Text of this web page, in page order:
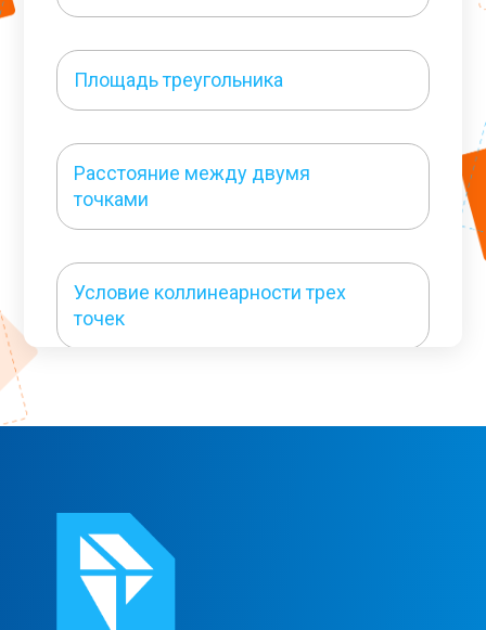
Площадь треугольника
Расстояние между двумя
точками
Условие коллинеарности трех
точек
Парабола